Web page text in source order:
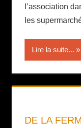
l’association
les
Lire la suite...
DE LA